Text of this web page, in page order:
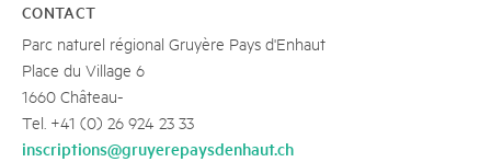
CONTACT
Parc naturel régional Gruyère Pays d'Enhaut
Place du Village 6
1660 Château-
Tel. +41 (0) 26 924 23 33
inscriptions@gruyerepaysdenhaut.ch